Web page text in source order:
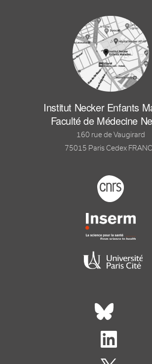
Institut Necker Enfants
Faculté de Médecine
160 rue de Vaugirard
75015 Paris Cedex
Footer logo tutelles
Réseaux sociaux footer